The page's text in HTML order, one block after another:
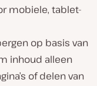
mobiele, tablet-
op basis van
inhoud alleen
of delen van